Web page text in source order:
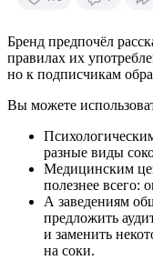
Бренд предпочёл
правилах их
но к подписчикам
Вы можете
разные виды
Медицинским
полезнее всего:
А заведениям
предложить
и заменить
на соки.